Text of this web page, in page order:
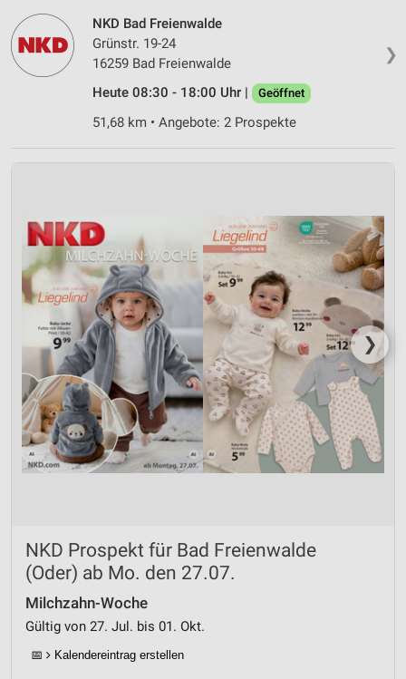
❯
NKD Bad Freienwalde
Grünstr. 19-24
16259 Bad Freienwalde
Heute 08:30 - 18:00 Uhr |
Geöffnet
51,68 km • Angebote: 2 Prospekte
❯
NKD Prospekt für Bad Freienwalde
(Oder) ab Mo. den 27.07.
Milchzahn-Woche
Gültig von 27. Jul. bis 01. Okt.
📅 Kalendereintrag erstellen